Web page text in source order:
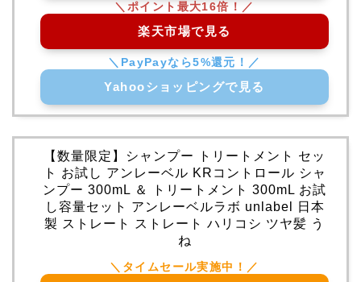
楽天市場で見る
Yahooショッピングで見る
【数量限定】シャンプー トリートメント セッ
ト お試し アンレーベル KRコントロール シャ
ンプー 300mL ＆ トリートメント 300mL お試
し容量セット アンレーベルラボ unlabel 日本
製 ストレート ストレート ハリコシ ツヤ髪 う
ね